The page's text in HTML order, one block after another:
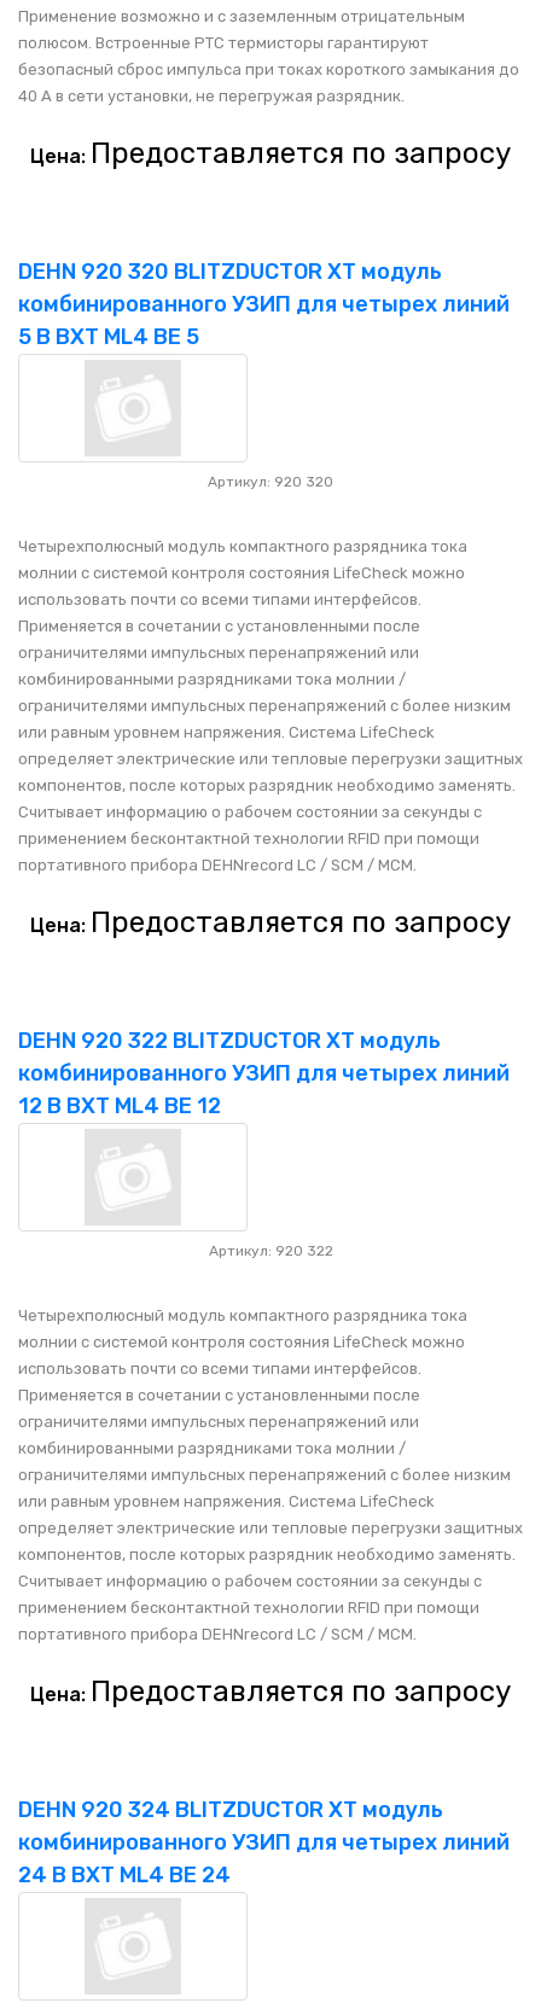
Применение возможно и с заземленным отрицательным
полюсом. Встроенные PTC термисторы гарантируют
безопасный сброс импульса при токах короткого замыкания до
40 А в сети установки, не перегружая разрядник.
Цена: Предоставляется по запросу
DEHN 920 320 BLITZDUCTOR XT модуль
комбинированного УЗИП для четырех линий
5 В BXT ML4 BE 5
Артикул: 920 320
Четырехполюсный модуль компактного разрядника тока
молнии с системой контроля состояния LifeCheck можно
использовать почти со всеми типами интерфейсов.
Применяется в сочетании с установленными после
ограничителями импульсных перенапряжений или
комбинированными разрядниками тока молнии /
ограничителями импульсных перенапряжений с более низким
или равным уровнем напряжения. Система LifeCheck
определяет электрические или тепловые перегрузки защитных
компонентов, после которых разрядник необходимо заменять.
Считывает информацию о рабочем состоянии за секунды с
применением бесконтактной технологии RFID при помощи
портативного прибора DEHNrecord LC / SCM / MCM.
Цена: Предоставляется по запросу
DEHN 920 322 BLITZDUCTOR XT модуль
комбинированного УЗИП для четырех линий
12 В BXT ML4 BE 12
Артикул: 920 322
Четырехполюсный модуль компактного разрядника тока
молнии с системой контроля состояния LifeCheck можно
использовать почти со всеми типами интерфейсов.
Применяется в сочетании с установленными после
ограничителями импульсных перенапряжений или
комбинированными разрядниками тока молнии /
ограничителями импульсных перенапряжений с более низким
или равным уровнем напряжения. Система LifeCheck
определяет электрические или тепловые перегрузки защитных
компонентов, после которых разрядник необходимо заменять.
Считывает информацию о рабочем состоянии за секунды с
применением бесконтактной технологии RFID при помощи
портативного прибора DEHNrecord LC / SCM / MCM.
Цена: Предоставляется по запросу
DEHN 920 324 BLITZDUCTOR XT модуль
комбинированного УЗИП для четырех линий
24 В BXT ML4 BE 24